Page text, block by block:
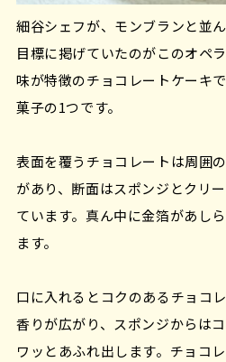
細谷シェフが、モンブランと並
目標に掲げていたのがこのオペ
味が特徴のチョコレートケーキ
菓子の1つです。
表面を覆うチョコレートは周囲
があり、断面はスポンジとクリ
ています。真ん中に金箔があし
ます。
口に入れるとコクのあるチョコ
香りが広がり、スポンジからは
ワッとあふれ出します。チョコ